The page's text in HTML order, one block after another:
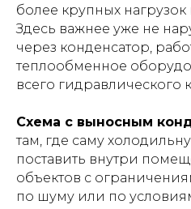
более крупных нагрузок
Здесь важнее уже не
через конденсатор,
теплообменное
всего гидравлического
Схема с выносным
там, где саму
поставить внутри
объектов с
по шуму или по